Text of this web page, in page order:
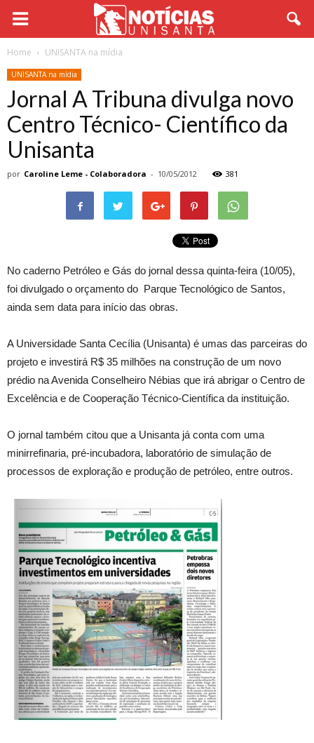
Home UNISANTA na mídia
UNISANTA na mídia
Jornal A Tribuna divulga novo
Centro Técnico- Científico da
Unisanta
por Caroline Leme - Colaboradora - 10/05/2012 381
No caderno Petróleo e Gás do jornal dessa quinta-feira (10/05),
foi divulgado o orçamento do Parque Tecnológico de Santos,
ainda sem data para início das obras.
A Universidade Santa Cecília (Unisanta) é umas das parceiras do
projeto e investirá R$ 35 milhões na construção de um novo
prédio na Avenida Conselheiro Nébias que irá abrigar o Centro de
Excelência e de Cooperação Técnico-Científica da instituição.
O jornal também citou que a Unisanta já conta com uma
minirrefinaria, pré-incubadora, laboratório de simulação de
processos de exploração e produção de petróleo, entre outros.